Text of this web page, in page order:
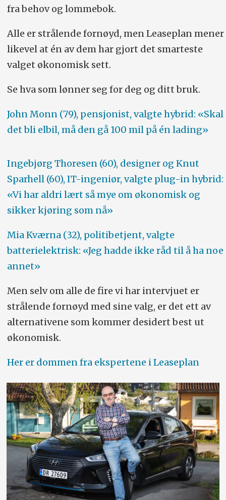
fra behov og lommebok.
Alle er strålende fornøyd, men Leaseplan mener
likevel at én av dem har gjort det smarteste
valget økonomisk sett.
Se hva som lønner seg for deg og ditt bruk.
John Monn (79), pensjonist, valgte hybrid: «Skal
det bli elbil, må den gå 100 mil på én lading»
Ingebjørg Thoresen (60), designer og Knut
Sparhell (60), IT-ingeniør, valgte plug-in hybrid:
«Vi har aldri lært så mye om økonomisk og
sikker kjøring som nå»
Mia Kværna (32), politibetjent, valgte
batterielektrisk: «Jeg hadde ikke råd til å ha noe
annet»
Men selv om alle de fire vi har intervjuet er
strålende fornøyd med sine valg, er det ett av
alternativene som kommer desidert best ut
økonomisk.
Her er dommen fra ekspertene i Leaseplan